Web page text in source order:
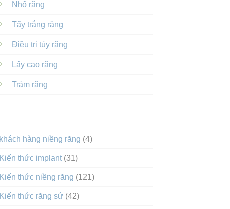
Nhổ răng
Tẩy trắng răng
Điều trị tủy răng
Lấy cao răng
Trám răng
khách hàng niềng răng (4)
Kiến thức implant(31)
Kiến thức niềng răng (121)
Kiến thức răng sứ(42)